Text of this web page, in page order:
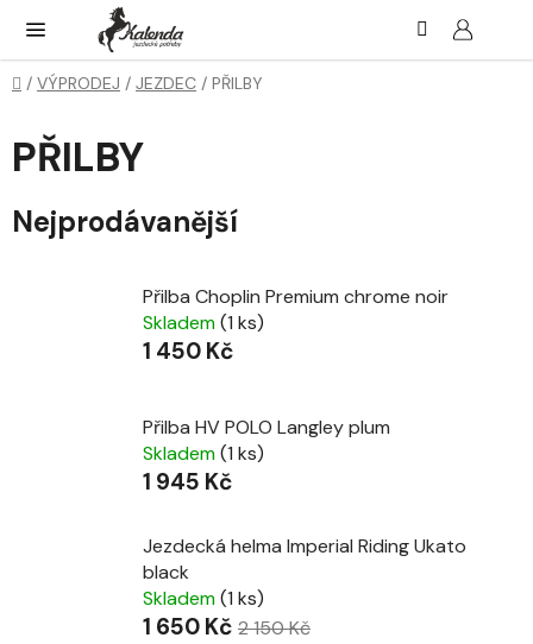
obsah
Domů
/ VÝPRODEJ / JEZDEC / PŘILBY
PŘILBY
Nejprodávanější
Přilba Choplin Premium chrome noir
Skladem(1 ks)
1 450 Kč
Přilba HV POLO Langley plum
Skladem(1 ks)
1 945 Kč
Jezdecká helma Imperial Riding Ukato
black
Skladem(1 ks)
1 650 Kč 2 150 Kč